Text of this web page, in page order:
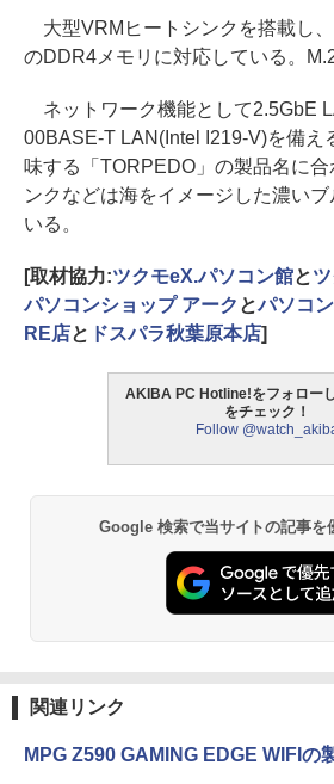
大型VRMヒートシンクを搭載し
のDDR4メモリに対応している。
ネットワーク機能として2.5GbE
00BASE-T LAN(Intel I219-V)を備え
味する「TORPEDO」の製品名に
ンクなどは海をイメージした濃い
いる。
[取材協力:ツクモeX.パソコン館と
パソコンショップ アーク とパソコ
RE店と ドスパラ秋葉原本店]
AKIBA PC Hotline!をフォロー
をチェック！
Follow
Google 検索で当サイトの記事を
関連リンク
MPG Z590 GAMING EDGE WIFIの